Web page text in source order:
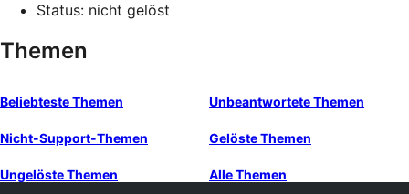
Status: nicht gelöst
Themen
Beliebteste Themen Unbeantwortete Themen
Nicht-Support-Themen Gelöste Themen
Ungelöste Themen Alle Themen